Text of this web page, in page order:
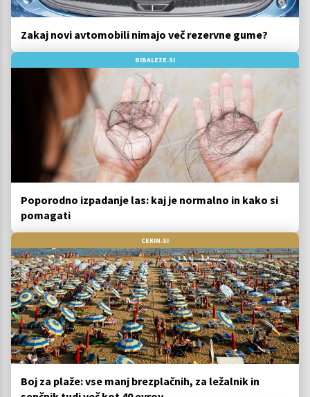
Zakaj novi avtomobili nimajo več rezervne gume?
BIBALEZE.SI
Poporodno izpadanje las: kaj je normalno in kako si
pomagati
CEKIN.SI
Boj za plaže: vse manj brezplačnih, za ležalnik in